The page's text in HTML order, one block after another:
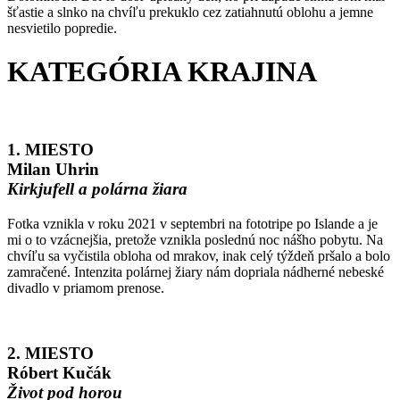
šťastie a slnko na chvíľu prekuklo cez zatiahnutú oblohu a jemne
nesvietilo popredie.
KATEGÓRIA KRAJINA
1. MIESTO
Milan Uhrin
Kirkjufell a polárna žiara
Fotka vznikla v roku 2021 v septembri na fototripe po Islande a je
mi o to vzácnejšia, pretože vznikla poslednú noc nášho pobytu. Na
chvíľu sa vyčistila obloha od mrakov, inak celý týždeň pršalo a bolo
zamračené. Intenzita polárnej žiary nám dopriala nádherné nebeské
divadlo v priamom prenose.
2. MIESTO
Róbert Kučák
Život pod horou